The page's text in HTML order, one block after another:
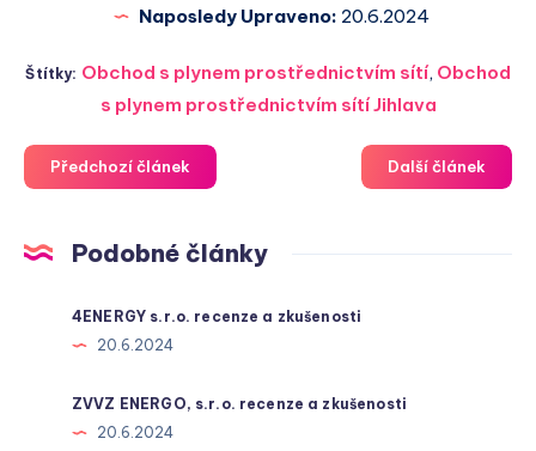
Naposledy Upraveno: 20.6.2024
Štítky: Obchod s plynem prostřednictvím sítí, Obchod
s plynem prostřednictvím sítí Jihlava
Předchozí článek Další článek
Podobné články
4ENERGY s.r.o. recenze a zkušenosti
20.6.2024
ZVVZ ENERGO, s.r.o. recenze a zkušenosti
20.6.2024